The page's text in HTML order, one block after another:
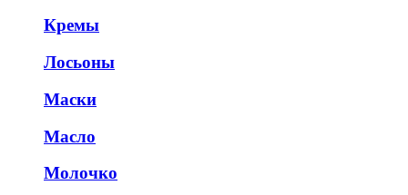
Кремы
Лосьоны
Маски
Масло
Молочко